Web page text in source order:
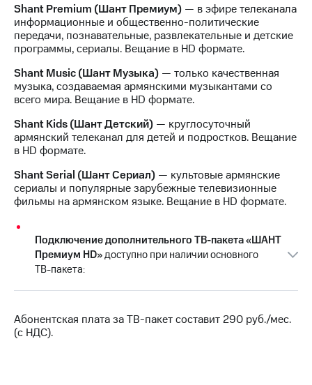
Оформить
eSIM
SIM-
карта
для
иностранцев
Оформить
чистый
номер
Выбрать
красивый
номер
Заменить
SIM-
карту
Перейти
eSIM
с карты
МТС
Деньги
Выберите
и подключите
ТВ
с выгодным
тарифом
Тарифы
Интернет,
ТВ и телефон
для дома
Услуги
Личный
кабинет
и
ТВ
Shant Premium (Шант Премиум) — в эфире телеканала
информационные и общественно-политические
передачи, познавательные, развлекательные и детские
программы, сериалы. Вещание в HD формате.
Shant Music (Шант Музыка) — только качественная
музыка, создаваемая армянскими музыкантами со
всего мира. Вещание в HD формате.
Shant Kids (Шант Детский) — круглосуточный
армянский телеканал для детей и подростков. Вещание
в HD формате.
Shant Serial (Шант Сериал) — культовые армянские
сериалы и популярные зарубежные телевизионные
фильмы на армянском языке. Вещание в HD формате.
Подключение дополнительногоТВ-пакета«ШАНТ
Премиум HD»доступно при наличии основного
ТВ-пакета:
Абонентская плата заТВ-пакетсоставит 290 руб./мес.
(с НДС).